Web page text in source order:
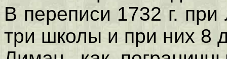
В переписи 1732 г.
три школы и при них 8